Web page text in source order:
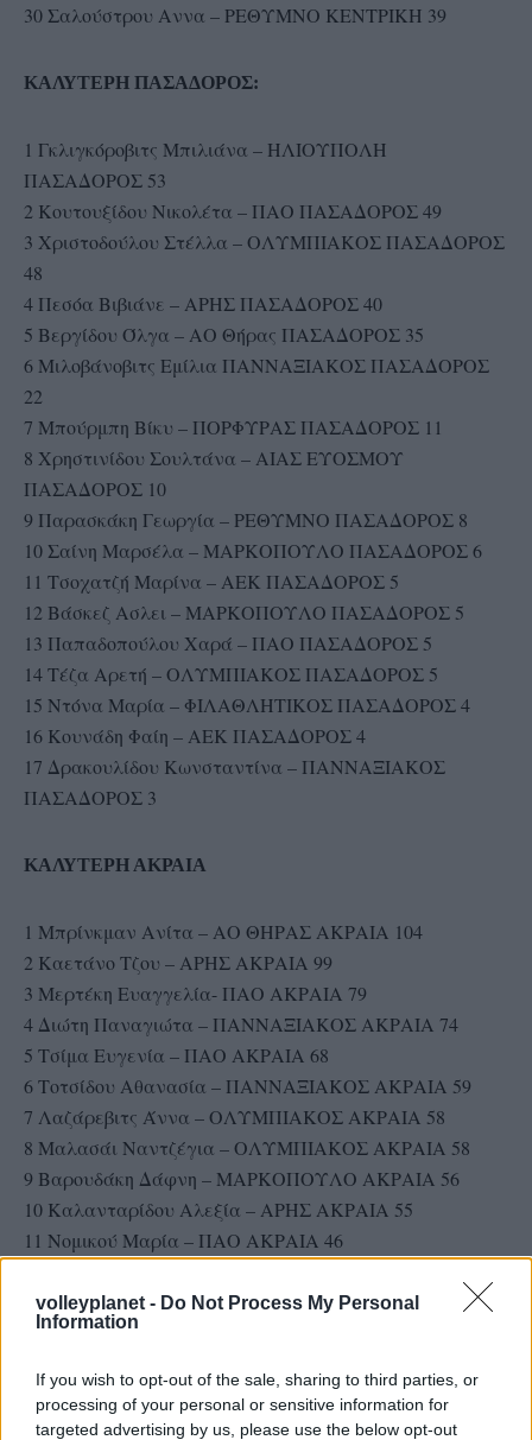
volleyplanet - Do Not Process My Personal
Information
If you wish to opt-out of the sale, sharing to third parties, or
processing of your personal or sensitive information for
targeted advertising by us, please use the below opt-out
30 Σαλούστρου Αννα – ΡΕΘΥΜΝΟ ΚΕΝΤΡΙΚΗ 39
ΚΑΛΥΤΕΡΗ ΠΑΣΑΔΟΡΟΣ:
1 Γκλιγκόροβιτς Μπιλιάνα – ΗΛΙΟΥΠΟΛΗ
ΠΑΣΑΔΟΡΟΣ 53
2 Κουτουξίδου Νικολέτα – ΠΑΟ ΠΑΣΑΔΟΡΟΣ 49
3 Χριστοδούλου Στέλλα – ΟΛΥΜΠΙΑΚΟΣ ΠΑΣΑΔΟΡΟΣ
48
4 Πεσόα Βιβιάνε – ΑΡΗΣ ΠΑΣΑΔΟΡΟΣ 40
5 Βεργίδου Όλγα – ΑΟ Θήρας ΠΑΣΑΔΟΡΟΣ 35
6 Μιλοβάνοβιτς Εμίλια ΠΑΝΝΑΞΙΑΚΟΣ ΠΑΣΑΔΟΡΟΣ
22
7 Μπούρμπη Βίκυ – ΠΟΡΦΥΡΑΣ ΠΑΣΑΔΟΡΟΣ 11
8 Χρηστινίδου Σουλτάνα – ΑΙΑΣ ΕΥΟΣΜΟΥ
ΠΑΣΑΔΟΡΟΣ 10
9 Παρασκάκη Γεωργία – ΡΕΘΥΜΝΟ ΠΑΣΑΔΟΡΟΣ 8
10 Σαίνη Μαρσέλα – ΜΑΡΚΟΠΟΥΛΟ ΠΑΣΑΔΟΡΟΣ 6
11 Τσοχατζή Μαρίνα – ΑΕΚ ΠΑΣΑΔΟΡΟΣ 5
12 Βάσκεζ Ασλει – ΜΑΡΚΟΠΟΥΛΟ ΠΑΣΑΔΟΡΟΣ 5
13 Παπαδοπούλου Χαρά – ΠΑΟ ΠΑΣΑΔΟΡΟΣ 5
14 Τέζα Αρετή – ΟΛΥΜΠΙΑΚΟΣ ΠΑΣΑΔΟΡΟΣ 5
15 Ντόνα Μαρία – ΦΙΛΑΘΛΗΤΙΚΟΣ ΠΑΣΑΔΟΡΟΣ 4
16 Κουνάδη Φαίη – ΑΕΚ ΠΑΣΑΔΟΡΟΣ 4
17 Δρακουλίδου Κωνσταντίνα – ΠΑΝΝΑΞΙΑΚΟΣ
ΠΑΣΑΔΟΡΟΣ 3
ΚΑΛΥΤΕΡΗ ΑΚΡΑΙΑ
1 Μπρίνκμαν Ανίτα – ΑΟ ΘΗΡΑΣ ΑΚΡΑΙΑ 104
2 Καετάνο Τζου – ΑΡΗΣ ΑΚΡΑΙΑ 99
3 Μερτέκη Ευαγγελία- ΠΑΟ ΑΚΡΑΙΑ 79
4 Διώτη Παναγιώτα – ΠΑΝΝΑΞΙΑΚΟΣ ΑΚΡΑΙΑ 74
5 Τσίμα Ευγενία – ΠΑΟ ΑΚΡΑΙΑ 68
6 Τοτσίδου Αθανασία – ΠΑΝΝΑΞΙΑΚΟΣ ΑΚΡΑΙΑ 59
7 Λαζάρεβιτς Άννα – ΟΛΥΜΠΙΑΚΟΣ ΑΚΡΑΙΑ 58
8 Μαλασάι Ναντζέγια – ΟΛΥΜΠΙΑΚΟΣ ΑΚΡΑΙΑ 58
9 Βαρουδάκη Δάφνη – ΜΑΡΚΟΠΟΥΛΟ ΑΚΡΑΙΑ 56
10 Καλανταρίδου Αλεξία – ΑΡΗΣ ΑΚΡΑΙΑ 55
11 Νομικού Μαρία – ΠΑΟ ΑΚΡΑΙΑ 46
13 Ανδρονικίδου Χριστίνα – ΑΙΑΣ ΕΥΟΣΜΟΥ ΑΚΡΑΙΑ
45
15 Βούκοβιτς Αλεξάνδρα – ΗΛΙΟΥΠΟΛΗ ΑΚΡΑΙΑ 31
16 Κοσμά Σοφία – ΑΕΚ ΑΚΡΑΙΑ 31